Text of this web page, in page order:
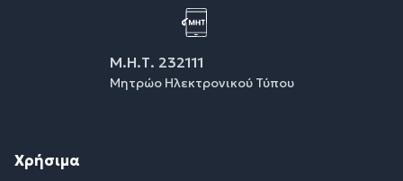
Μ.Η.Τ. 232111
Μητρώο Ηλεκτρονικού Τύπου
Χρήσιμα